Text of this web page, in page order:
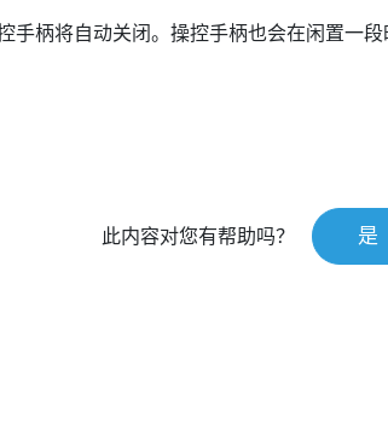
手柄将自动关闭。操控手柄也会在闲置一段
此内容对您有帮助吗？ 是